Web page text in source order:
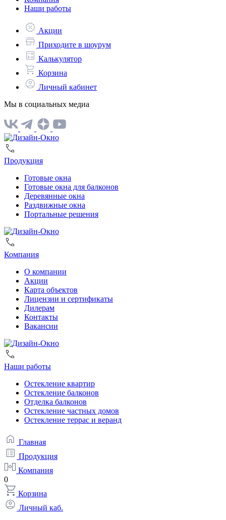
Наши работы
Акции
Приходите в шоурум
Калькулятор
Корзина
Личный кабинет
Мы в социальных медиа
Продукция
Готовые окна
Готовые окна для балконов
Деревянные окна
Раздвижные окна
Портальные решения
Компания
О компании
Акции
Карта объектов
Лицензии и сертификаты
Дилерам
Контакты
Вакансии
Наши работы
Остекление квартир
Остекление балконов
Отделка балконов
Остекление частных домов
Остекление террас и веранд
Главная
Продукция
Компания
0
Корзина
Личный каб.